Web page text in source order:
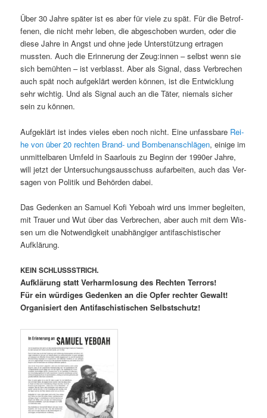
Über 30 Jahre später ist es aber für viele zu spät. Für die Betrof­
fe­nen, die nicht mehr leben, die abgeschoben wur­den, oder die
diese Jahre in Angst und ohne jede Unter­stützung ertra­gen
mussten. Auch die Erin­nerung der Zeug:innen – selb­st wenn sie
sich bemüht­en – ist verblasst. Aber als Sig­nal, dass Ver­brechen
auch spät noch aufgek­lärt wer­den kön­nen, ist die Entwick­lung
sehr wichtig. Und als Sig­nal auch an die Täter, niemals sich­er
sein zu können.
Aufgek­lärt ist indes vieles eben noch nicht. Eine unfass­bare Rei­
he von über 20 recht­en Brand- und Bombe­nan­schlä­gen, einige im
unmit­tel­baren Umfeld in Saar­louis zu Beginn der 1990er Jahre,
will jet­zt der Unter­suchungsauss­chuss aufar­beit­en, auch das Ver­
sagen von Poli­tik und Behör­den dabei.
Das Gedenken an Samuel Kofi Yeboah wird uns immer begleit­en,
mit Trauer und Wut über das Ver­brechen, aber auch mit dem Wis­
sen um die Notwendigkeit unab­hängiger antifaschis­tis­ch­er
Aufklärung.
KEIN SCHLUSSSTRICH.
Aufk­lärung statt Ver­harm­lo­sung des Recht­en Ter­rors!
Für ein würdi­ges Gedenken an die Opfer rechter Gewalt!
Organ­isiert den Antifaschis­tis­chen Selbstschutz!